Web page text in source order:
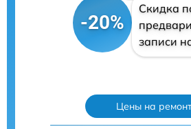
-20%
Скидка
записи
Цены на ремонт